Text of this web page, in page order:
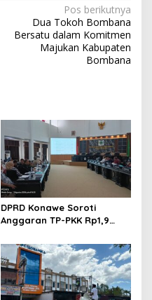
Pos berikutnya
Dua Tokoh Bombana
Bersatu dalam Komitmen
Majukan Kabupaten
Bombana
DPRD Konawe Soroti
Anggaran TP-PKK Rp1,9
untuk Perjalanan Dinas